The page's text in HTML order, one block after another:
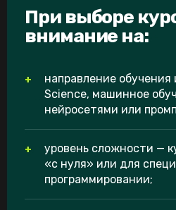
При выборе
внимание на:
направление
Science, машинное
нейросетями или
уровень сложности —
«с нуля» или для
программировании;